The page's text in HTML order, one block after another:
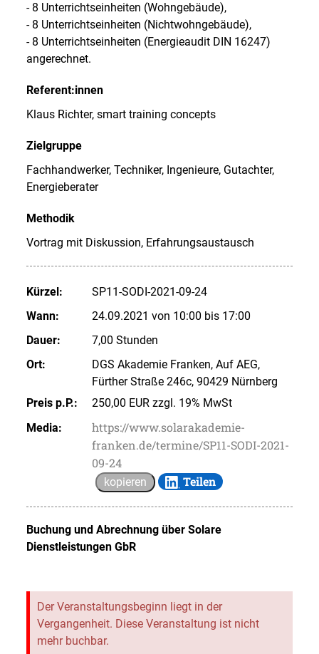
- 8 Unterrichtseinheiten (Wohngebäude),
- 8 Unterrichtseinheiten (Nichtwohngebäude),
- 8 Unterrichtseinheiten (Energieaudit DIN 16247)
angerechnet.
Referent:innen
Klaus Richter, smart training concepts
Zielgruppe
Fachhandwerker, Techniker, Ingenieure, Gutachter,
Energieberater
Methodik
Vortrag mit Diskussion, Erfahrungsaustausch
Kürzel:
SP11-SODI-2021-09-24
Wann:
24.09.2021 von 10:00 bis 17:00
Dauer:
7,00 Stunden
Ort:
DGS Akademie Franken, Auf AEG,
Fürther Straße 246c, 90429 Nürnberg
Preis p.P.:
250,00 EUR zzgl. 19% MwSt
Media:
https://www.solarakademie-
franken.de/termine/SP11-SODI-2021-
09-24
kopieren Teilen
Buchung und Abrechnung über Solare
Dienstleistungen GbR
Der Veranstaltungsbeginn liegt in der
Vergangenheit. Diese Veranstaltung ist nicht
mehr buchbar.